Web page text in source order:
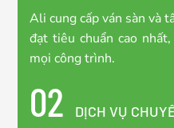
Ali cung cấp ván sàn và
đạt tiêu chuẩn cao
mọi công trình.
02 DỊCH VỤ